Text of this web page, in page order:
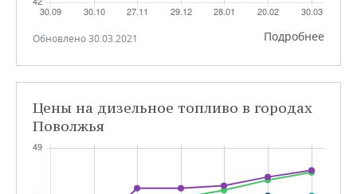
Обновлено 30.03.2021 Подробнее
Цены на дизельное топливо в городах
Поволжья